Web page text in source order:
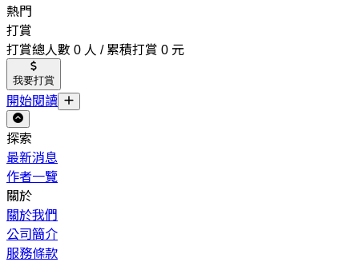
熱門
打賞
打賞總人數 0 人 / 累積打賞 0 元
我要打賞
開始閱讀
探索
最新消息
作者一覽
關於
關於我們
公司簡介
服務條款